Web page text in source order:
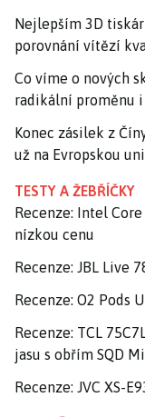
Nejlepším 3D
porovnání vítězí
Co víme o nových
radikální proměnu
Konec zásilek z
už na Evropskou
TESTY A ŽEBŘÍČKY
Recenze: Intel
nízkou cenu
Recenze: JBL Live
Recenze: O2 Pods
Recenze: TCL
jasu s obřím SQD
Recenze: JVC XS-